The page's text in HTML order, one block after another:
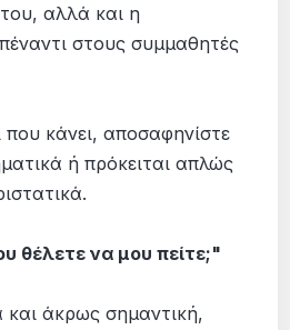
του, αλλά και η
στους συμμαθητές
που κάνει, αποσαφηνίστε
ή πρόκειται απλώς
θέλετε να μου πείτε;"
και άκρως σημαντική,